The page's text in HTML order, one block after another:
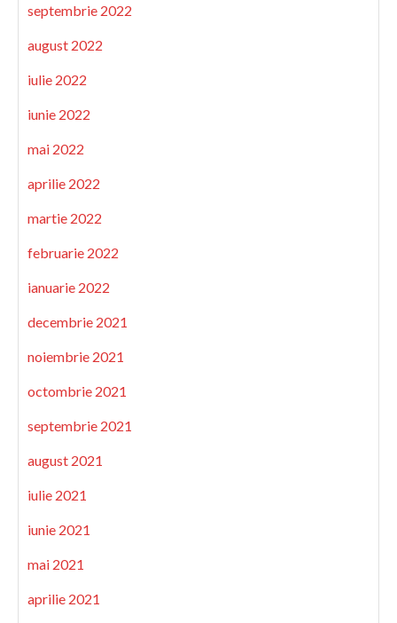
septembrie 2022
august 2022
iulie 2022
iunie 2022
mai 2022
aprilie 2022
martie 2022
februarie 2022
ianuarie 2022
decembrie 2021
noiembrie 2021
octombrie 2021
septembrie 2021
august 2021
iulie 2021
iunie 2021
mai 2021
aprilie 2021